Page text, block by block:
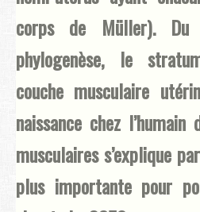
corps de Müller).
phylogenèse, le
couche musculaire
naissance chez
musculaires s’explique
plus importante pour